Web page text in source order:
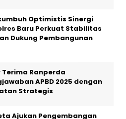
Optimistis Sinergi
Baru Perkuat Stabilitas
Dukung Pembangunan
Terima Ranperda
APBD 2025 dengan
Strategis
Ajukan Pengembangan